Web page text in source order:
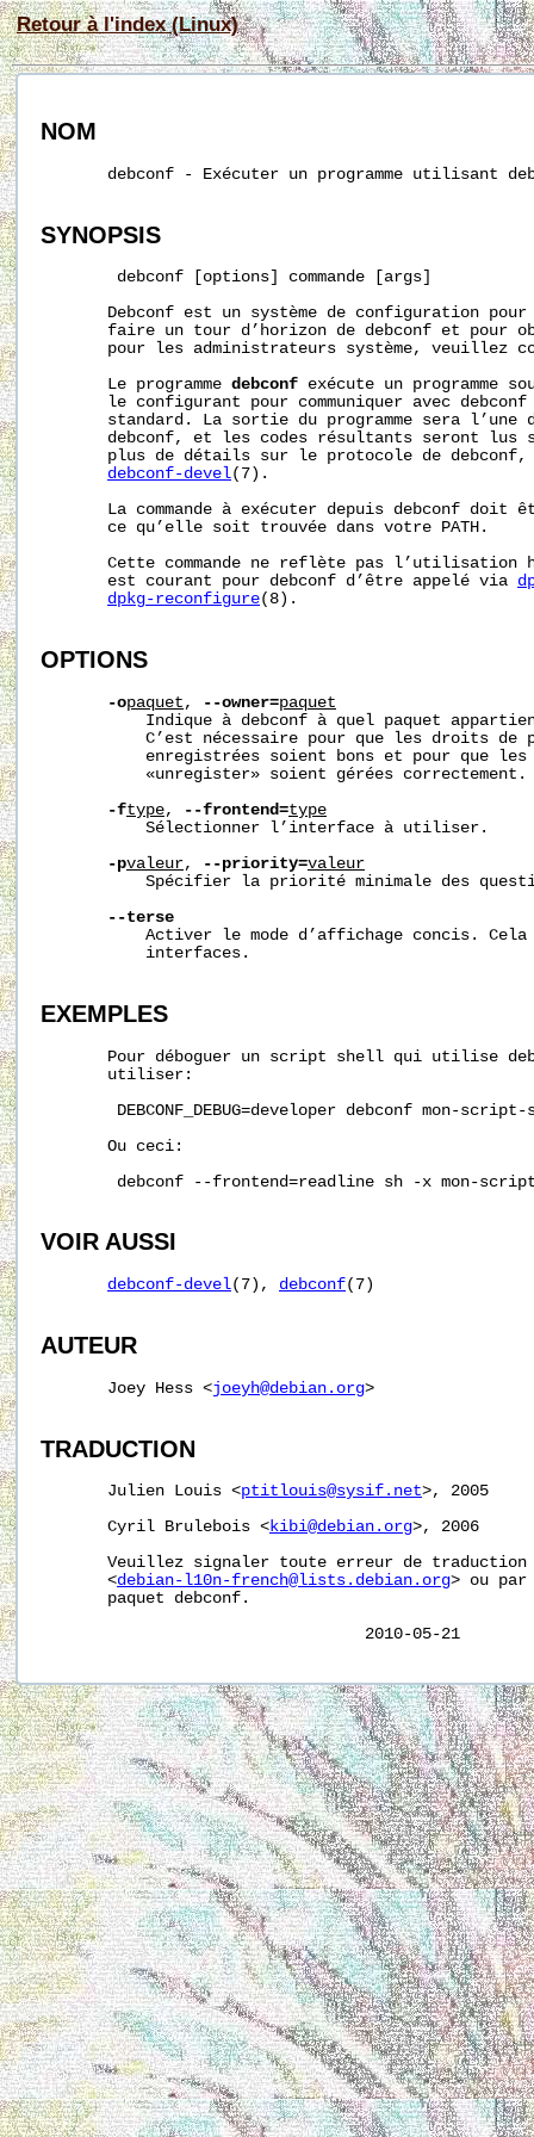
Retour à l'index (Linux)
NOM
debconf - Exécuter un programme utilisant
SYNOPSIS
        debconf [options] commande [args]
Debconf est un système de configuration
faire un tour d’horizon de debconf et pour
pour les administrateurs système, veuillez
       Le programme
debconf exécute un programme
le configurant pour communiquer avec
standard. La sortie du programme sera l’une
debconf, et les codes résultants seront lus
plus de détails sur le protocole de debconf,
debconf-devel(7).
La commande à exécuter depuis debconf doit
       ce qu’elle soit trouvée dans votre PATH.
Cette commande ne reflète pas l’utilisation
       est courant pour debconf d’être appelé via
dpkg-reconfigure(8).
OPTIONS
-opaquet , --owner=paquet
Indique à debconf à quel paquet
C’est nécessaire pour que les droits de
enregistrées soient bons et pour que
           «unregister» soient gérées correctement.
-ftype, --frontend=type
           Sélectionner l’interface à utiliser.
-pvaleur, --priority=valeur
Spécifier la priorité minimale des
--terse
Activer le mode d’affichage concis.
           interfaces.
EXEMPLES
Pour déboguer un script shell qui utilise
       utiliser:
DEBCONF_DEBUG=developer debconf mon-script-
       Ou ceci:
debconf --frontend=readline sh -x mon-
VOIR AUSSI
debconf-devel(7), debconf(7)
AUTEUR
       Joey Hess <
joeyh@debian.org>
TRADUCTION
       Julien Louis <
ptitlouis@sysif.net>, 2005
       Cyril Brulebois <
kibi@debian.org>, 2006
Veuillez signaler toute erreur de traduction
       <
debian-l10n-french@lists.debian.org> ou par
       paquet debconf.